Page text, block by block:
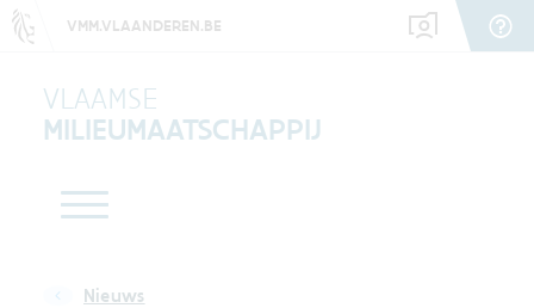
VMM.VLAANDEREN.BE
VLAAMSE
MILIEUMAATSCHAPPIJ
Nieuws